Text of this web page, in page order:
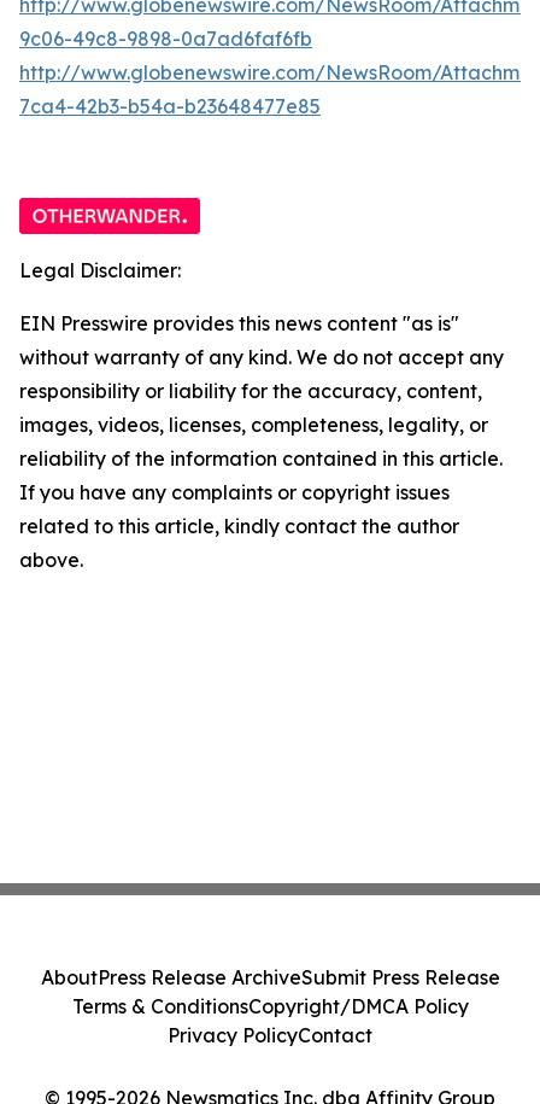
9c06-49c8-9898-0a7ad6faf6fb
http://www.globenewswire.com/NewsRoom/
7ca4-42b3-b54a-b23648477e85
Legal Disclaimer:
EIN Presswire provides this news content "as is"
without warranty of any kind. We do not accept any
responsibility or liability for the accuracy, content,
images, videos, licenses, completeness, legality, or
reliability of the information contained in this article.
If you have any complaints or copyright issues
related to this article, kindly contact the author
above.
© 1995-2026 Newsmatics Inc. dba Affinity Group
AboutPress Release ArchiveSubmit Press Release
Terms & ConditionsCopyright/DMCA Policy
Privacy PolicyContact